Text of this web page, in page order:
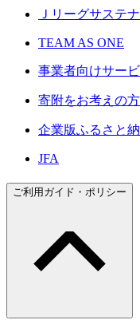
Ｊリーグサステ
TEAM AS ONE
事業者向けサー
寄附をお考えの
企業版ふるさと
JFA
ご利用ガイド・ポリシー